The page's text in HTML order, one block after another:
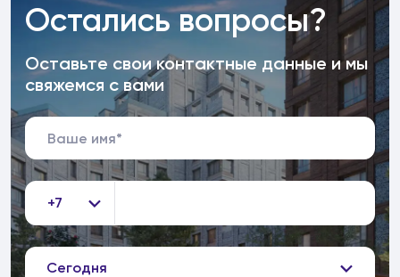
Остались вопросы?
Оставьте свои контактные данные и мы
свяжемся с вами
+7
Сегодня